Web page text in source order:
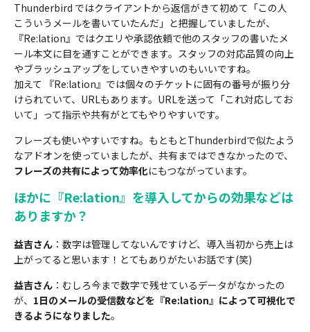
Thunderbird ではクライアントから返信がきて初めて「この人
こういうメールを書いていたんだ」と把握していましたが、
『Re:lation』ではクエリや承認依頼で他のスタッフの書いたメ
ール本文に目を通すことができます。スタッフの対応品質の向上
やブラッシュアップをしていきやすいのもいいですね。
加えて 『Re:lation』では個々のチケットに固有の番号が振り分
けられていて、URLもあります。URLを送って「これ対応してお
いて」って指示や共有がとてもやりやすいです。
フレーズも使いやすいですね。もともとThunderbirdで似たよう
なアドオンを使っていましたが、共有まではできなかったので、
フレーズの共有によって効率化にもつながっています。
ほかに『Re:lation』を導入してからの効果などは
ありますか？
益吉さん ：数字は管理してないんですけど、導入当初から売上は
上がってると思います！とてもありがたいお話です(笑)
益吉さん ：むしろ今まで数字で残せているデータがなかったの
が、 1日のメールの受信数などを『Re:lation』によって可視化で
きるようになりました。